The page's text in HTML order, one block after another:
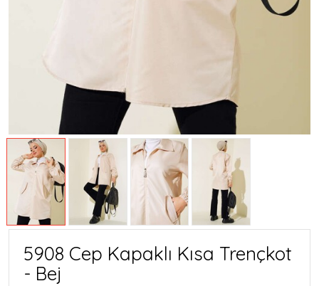
5908 Cep Kapaklı Kısa Trençkot
- Bej